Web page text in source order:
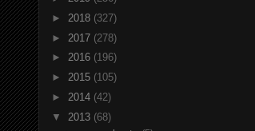
► 2018 (327)
► 2017 (278)
► 2016 (196)
► 2015 (105)
► 2014 (42)
▼ 2013 (68)